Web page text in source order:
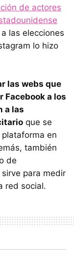
de actores
las elecciones
lo hizo
las webs que
Facebook a los
a las
que se
en
también
de
para medir
red social.